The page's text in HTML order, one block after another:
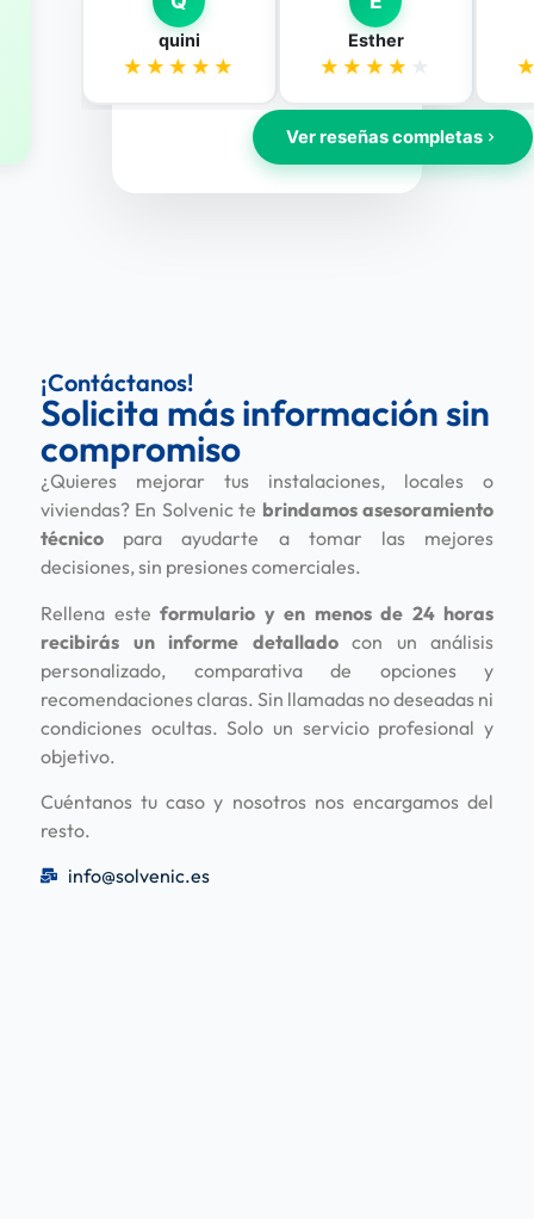
¡Contáctanos!
Solicita más información sin
compromiso
¿Quieres mejorar tus instalaciones, locales o
viviendas? En Solvenic te brindamos asesoramiento
técnico para ayudarte a tomar las mejores
decisiones, sin presiones comerciales.
Rellena este formulario y en menos de 24 horas
recibirás un informe detalladocon un análisis
personalizado, comparativa de opciones y
recomendaciones claras. Sin llamadas no deseadas ni
condiciones ocultas. Solo un servicio profesional y
objetivo.
Cuéntanos tu caso y nosotros nos encargamos del
resto.
info@solvenic.es